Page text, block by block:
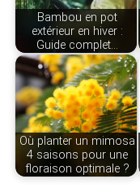
Bambou en pot
extérieur en hiver :
Guide complet…
Où planter un mimosa
4 saisons pour une
floraison optimale ?